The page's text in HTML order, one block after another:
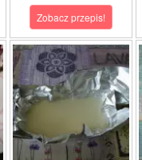
Zobacz przepis!